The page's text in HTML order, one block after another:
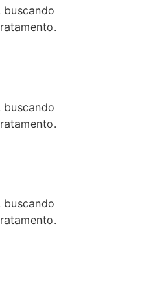
buscando
buscando
buscando